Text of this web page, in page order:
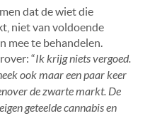
dat de wiet die
niet van voldoende
mee te behandelen.
“Ik krijg niets vergoed.
ook maar een paar keer
de zwarte markt. De
geteelde cannabis en